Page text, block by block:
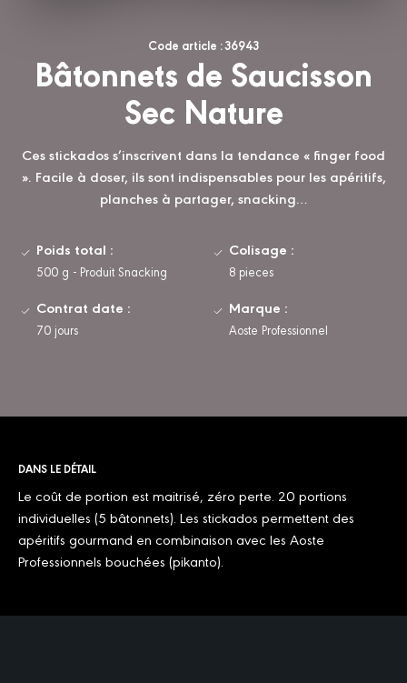
Code article : 36943
Bâtonnets de Saucisson
Sec Nature
Ces stickados s’inscrivent dans la tendance « finger food
». Facile à doser, ils sont indispensables pour les apéritifs,
planches à partager, snacking…
Poids total :
500 g - Produit Snacking
Colisage :
8 pieces
Contrat date :
70 jours
Marque :
Aoste Professionnel
DANS LE DÉTAIL
Le coût de portion est maitrisé, zéro perte. 20 portions
individuelles (5 bâtonnets). Les stickados permettent des
apéritifs gourmand en combinaison avec les Aoste
Professionnels bouchées (pikanto).